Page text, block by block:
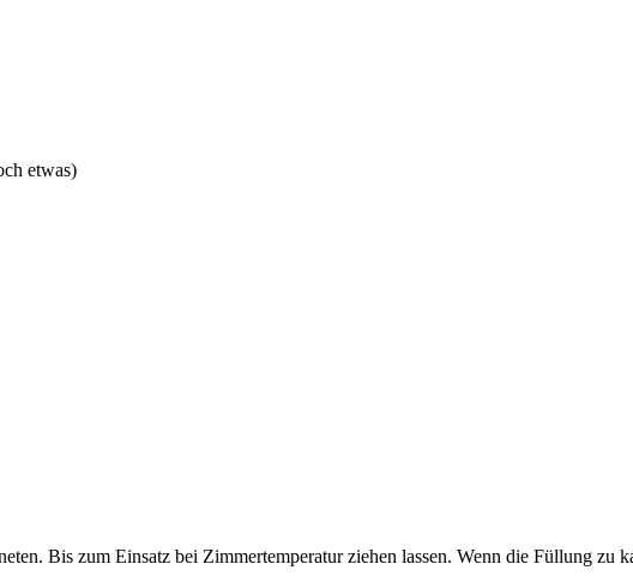
etwas)
Bis zum Einsatz bei Zimmertemperatur ziehen lassen. Wenn die Füllung zu